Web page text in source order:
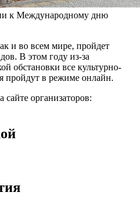
к Международному дню
и во всем мире, пройдет
В этом году из-за
обстановки все культурно-
пройдут в режиме онлайн.
организаторов: